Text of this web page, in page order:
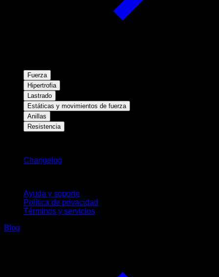
Fuerza
Hipertrofia
Lastrado
Estáticas y movimientos de fuerza
Anillas
Resistencia
Changelog
Ayuda y soporte
Política de privacidad
Términos y servicios
Blog